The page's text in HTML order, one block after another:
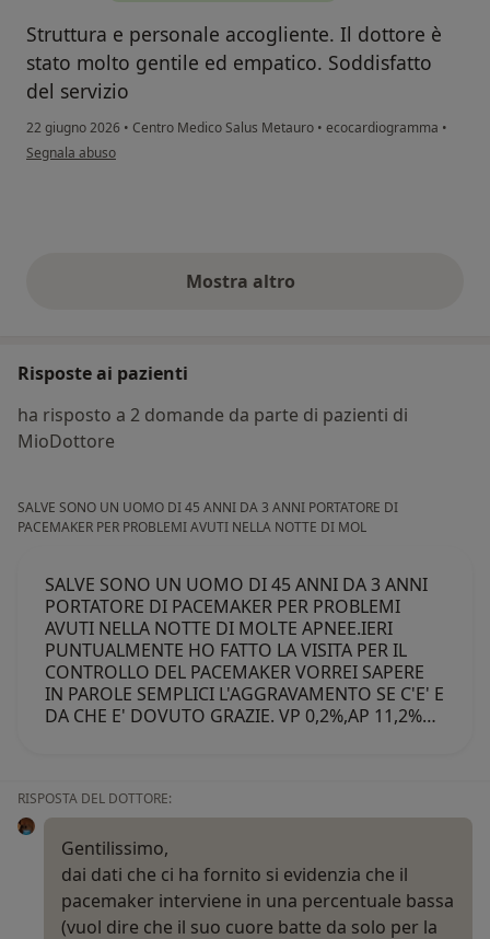
Struttura e personale accogliente. Il dottore è
stato molto gentile ed empatico. Soddisfatto
del servizio
22 giugno 2026 • Centro Medico Salus Metauro • ecocardiogramma •
secondo l'opinione dell'utente F.D.P.
Segnala abuso
Mostra altroopinioni di cui sopra
Risposte ai pazienti
ha risposto a 2 domande da parte di pazienti di
MioDottore
SALVE SONO UN UOMO DI 45 ANNI DA 3 ANNI PORTATORE DI
PACEMAKER PER PROBLEMI AVUTI NELLA NOTTE DI MOL
SALVE SONO UN UOMO DI 45 ANNI DA 3 ANNI
PORTATORE DI PACEMAKER PER PROBLEMI
AVUTI NELLA NOTTE DI MOLTE APNEE.IERI
PUNTUALMENTE HO FATTO LA VISITA PER IL
CONTROLLO DEL PACEMAKER VORREI SAPERE
IN PAROLE SEMPLICI L'AGGRAVAMENTO SE C'E' E
DA CHE E' DOVUTO GRAZIE. VP 0,2%,AP 11,2%…
RISPOSTA DEL DOTTORE:
Gentilissimo,
dai dati che ci ha fornito si evidenzia che il
pacemaker interviene in una percentuale bassa
(vuol dire che il suo cuore batte da solo per la